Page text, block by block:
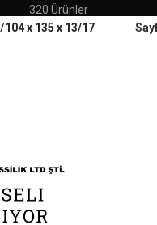
320 Ürünler
104 x 135 x 13/17